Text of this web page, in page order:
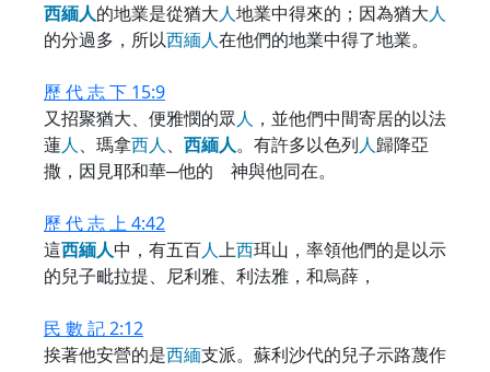
西緬人的地業是從猶大人地業中得來的；因為猶大人
的分過多，所以西緬人在他們的地業中得了地業。
歷 代 志 下 15:9
又招聚猶大、便雅憫的眾人 ，並他們中間寄居的以法
蓮人、瑪拿西人、 西緬人。有許多以色列人歸降亞
撒，因見耶和華─他的 神與他同在。
歷 代 志 上 4:42
這西緬人中，有五百人上西珥山，率領他們的是以示
的兒子毗拉提、尼利雅、利法雅，和烏薛，
民 數 記 2:12
挨著他安營的是西緬支派。蘇利沙代的兒子示路蔑作